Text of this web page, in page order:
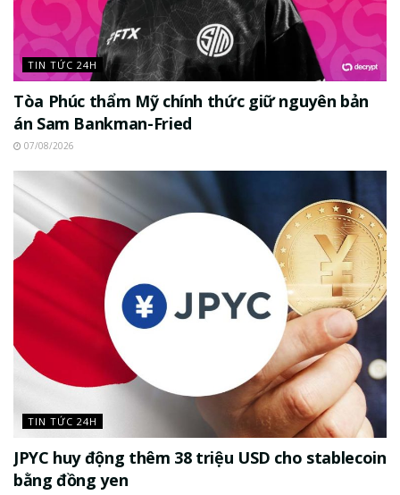
TIN TỨC 24H
Tòa Phúc thẩm Mỹ chính thức giữ nguyên bản
án Sam Bankman-Fried
07/08/2026
TIN TỨC 24H
JPYC huy động thêm 38 triệu USD cho stablecoin
bằng đồng yen